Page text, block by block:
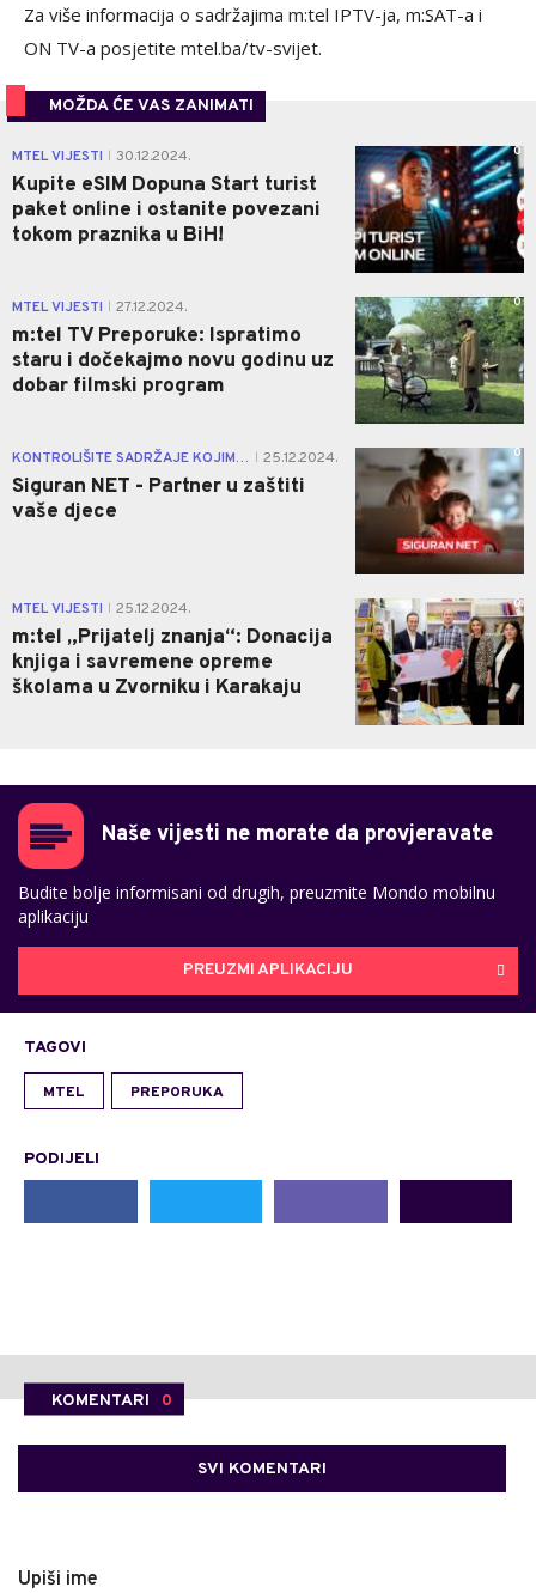
Za više informacija o sadržajima m:tel IPTV-ja, m:SAT-a i
ON TV-a posjetite mtel.ba/tv-svijet.
MOŽDA ĆE VAS ZANIMATI
MTEL VIJESTI 30.12.2024.
Kupite eSIM Dopuna Start turist
paket online i ostanite povezani
tokom praznika u BiH!
0
MTEL VIJESTI 27.12.2024.
m:tel TV Preporuke: Ispratimo
staru i dočekajmo novu godinu uz
dobar filmski program
0
KONTROLIŠITE SADRŽAJE KOJIMA PRISTUPAJU VAŠA DJECA 25.12.2024.
Siguran NET - Partner u zaštiti
vaše djece
0
MTEL VIJESTI 25.12.2024.
m:tel „Prijatelj znanja“: Donacija
knjiga i savremene opreme
školama u Zvorniku i Karakaju
0
Naše vijesti ne morate da provjeravate
Budite bolje informisani od drugih, preuzmite Mondo mobilnu
aplikaciju
PREUZMI APLIKACIJU
TAGOVI
MTEL PREPORUKA
PODIJELI
KOMENTARI 0
SVI KOMENTARI
Upiši ime